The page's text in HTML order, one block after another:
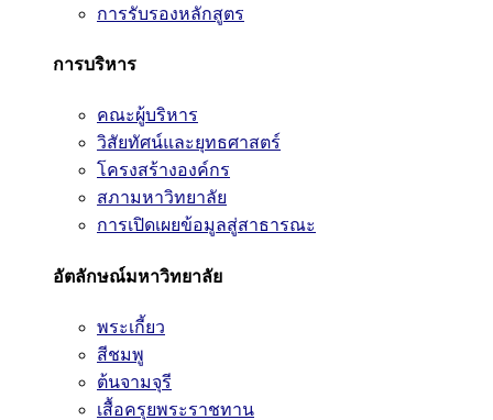
การรับรองหลักสูตร
การบริหาร
คณะผู้บริหาร
วิสัยทัศน์และยุทธศาสตร์
โครงสร้างองค์กร
สภามหาวิทยาลัย
การเปิดเผยข้อมูลสู่สาธารณะ
อัตลักษณ์มหาวิทยาลัย
พระเกี้ยว
สีชมพู
ต้นจามจุรี
เสื้อครุยพระราชทาน